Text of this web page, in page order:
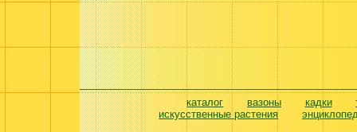
каталог вазоны кадки
искусственные растения